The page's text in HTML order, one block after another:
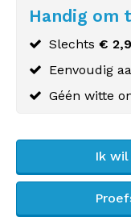
Handig om
Slechts €
Eenvoudig
Géén witte
Ik